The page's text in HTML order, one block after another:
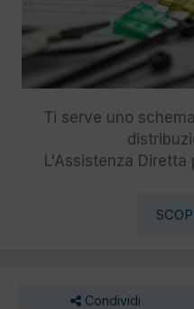
Ti serve uno
L'Assistenza
Condividi